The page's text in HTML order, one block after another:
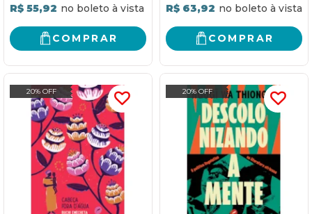
R$ 55,92
COMPRAR
R$ 63,92
COMPRAR
20% OFF 20% OFF